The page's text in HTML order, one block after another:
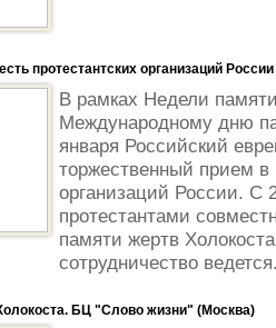
протестантских организаций России
В рамках Недели
Международному дню
января Российский
торжественный прием в
организаций России. С
протестантами
памяти жертв
сотрудничество
БЦ "Слово жизни" (Москва)